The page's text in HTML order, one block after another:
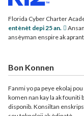
Florida Cyber Charter
entènèt depi 25 an.
ansèyman enspire ak
Bon Konnen
Fanmi yo pa peye ekolaj
komen nan kay la ak founiti
disponib. Konsiltan